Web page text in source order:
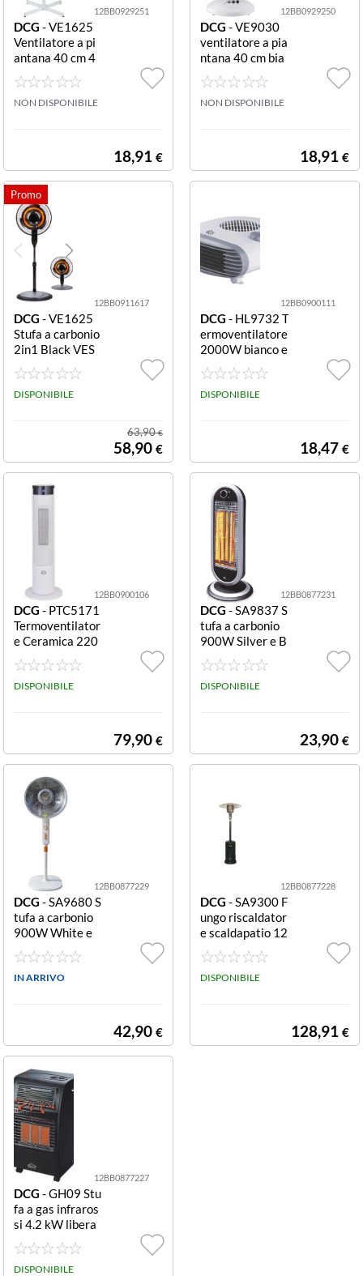
12BB0929251
DCG - VE1625
Ventilatore a pi
antana 40 cm 4
5W Bianco Pian
tana
NON DISPONIBILE
18,91 €
12BB0929250
DCG - VE9030
ventilatore a pia
ntana 40 cm bia
nco Inclinabile
NON DISPONIBILE
18,91 €
12BB0911617
DCG - VE1625
Stufa a carbonio
2in1 Black VES
A05
DISPONIBILE
63,90€
58,90 €
12BB0900111
DCG - HL9732 T
ermoventilatore
2000W bianco e
grigio Termoven
tilatore Dcg HL
9732 White e G
DISPONIBILE
18,47 €
12BB0900106
DCG - PTC5171
Termoventilator
e Ceramica 220
0W Bianco Term
oventilatore Dc
g PTC5171 Whi
DISPONIBILE
79,90 €
12BB0877231
DCG - SA9837 S
tufa a carbonio
900W Silver e B
lack Stufa carbo
nio Dcg SA9837
Silver e Black
DISPONIBILE
23,90 €
12BB0877229
DCG - SA9680 S
tufa a carbonio
900W White e
Orange Stufa ca
rbonio Dcg SA9
680 White e Or
IN ARRIVO
42,90 €
12BB0877228
DCG - SA9300 F
ungo riscaldator
e scaldapatio 12
kW Black e Silv
er Scaldapatio
DISPONIBILE
128,91 €
12BB0877227
DCG - GH09 Stu
fa a gas infraros
si 4.2 kW libera
installazione Inf
rarossi
DISPONIBILE